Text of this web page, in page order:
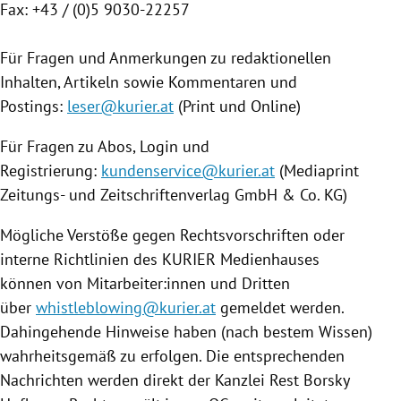
Fax: +43 / (0)5 9030-22257
Für Fragen und Anmerkungen zu redaktionellen
Inhalten, Artikeln sowie Kommentaren und
Postings: leser@kurier.at (Print und Online)
Für Fragen zu Abos, Login und
Registrierung: kundenservice@kurier.at (Mediaprint
Zeitungs- und Zeitschriftenverlag GmbH & Co. KG)
Mögliche Verstöße gegen Rechtsvorschriften oder
interne Richtlinien des KURIER Medienhauses
können von Mitarbeiter:innen und Dritten
über whistleblowing@kurier.at gemeldet werden.
Dahingehende Hinweise haben (nach bestem Wissen)
wahrheitsgemäß zu erfolgen. Die entsprechenden
Nachrichten werden direkt der Kanzlei Rest Borsky